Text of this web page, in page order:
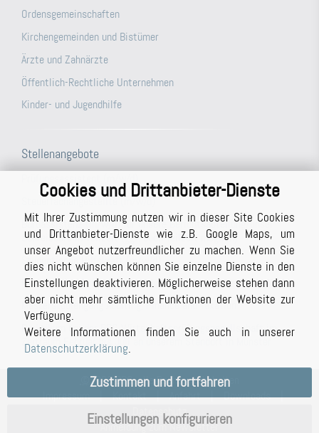
Cookies und Drittanbieter-Dienste
Mit Ihrer Zustimmung nutzen wir in dieser Site Cookies
und Drittanbieter-Dienste wie z.B. Google Maps, um
unser Angebot nutzerfreundlicher zu machen. Wenn Sie
dies nicht wünschen können Sie einzelne Dienste in den
Einstellungen deaktivieren. Möglicherweise stehen dann
aber nicht mehr sämtliche Funktionen der Website zur
Verfügung.
Weitere Informationen finden Sie auch in unserer
Datenschutzerklärung.
Zustimmen und fortfahren
Einstellungen konfigurieren
Ordensgemeinschaften
Kirchengemeinden und Bistümer
Ärzte und Zahnärzte
Öffentlich-Rechtliche Unternehmen
Kinder- und Jugendhilfe
Stellenangebote
Steuerfachangestellte (m/w/d)
Büroassistenz (m/w/d) für unsere Berichtsabteilung/unser
Schreibbüro in Vollzeit (ggf. auch Teilzeit möglich)
Studentische Hilfskraft (m/w/d)
Prüfer (m/w/d) mit Berufserfahrung (auch in Teilzeit möglich)
Masterstudiengang Auditing, Finance and Taxation
Praktikum bei der BPG Wirtschaftsprüfungsgesellschaft im
Zeitraum Februar bis Juli an unserem Standort in Münster
2023 BPG, alle Rechte vorbehalten
Impressum | Kontakt | Anfahrt | Downloads |
Datenschutz
Anmeldung zum Newsletter